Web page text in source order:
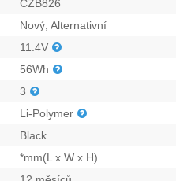
CZB826
Nový, Alternativní
11.4V
56Wh
3
Li-Polymer
Black
*mm(L x W x H)